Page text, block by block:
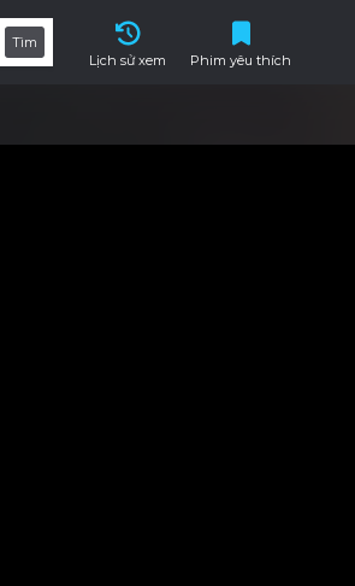
Tìm
Lịch sử xem
Phim yêu thích